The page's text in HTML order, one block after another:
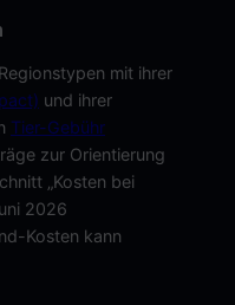
mit ihrer
und ihrer
Tier-Gebühr
zur Orientierung
„Kosten bei
2026
Kosten kann